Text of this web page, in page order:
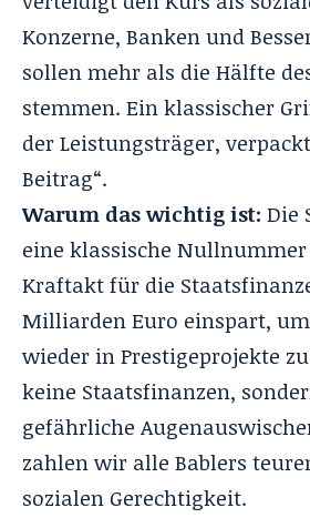
Konzerne, Banken und
sollen mehr als die Hälfte
stemmen. Ein klassischer
der Leistungsträger,
Beitrag“.
Warum das wichtig ist: Die
eine klassische
Kraftakt für die
Milliarden Euro einspart,
wieder in Prestigeprojekte
keine Staatsfinanzen,
gefährliche
zahlen wir alle Bablers
sozialen Gerechtigkeit.